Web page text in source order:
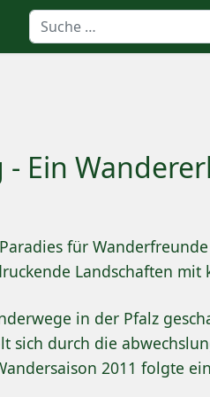
Suchen
Ein
für
Landschaften
in der Pfalz
sich durch die
2011 folgte